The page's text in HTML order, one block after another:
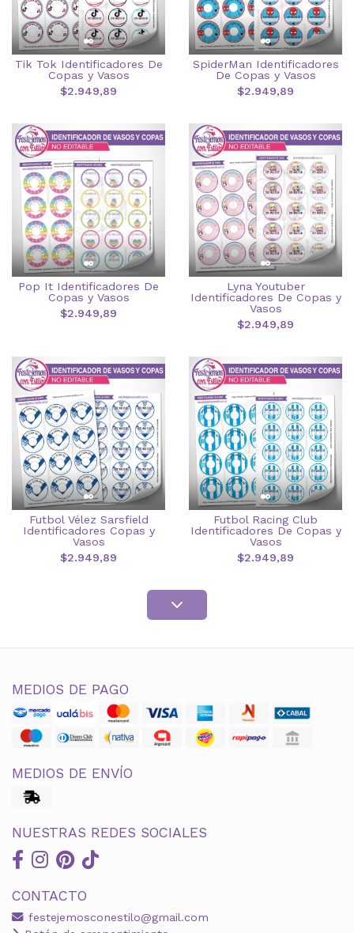
Tik Tok Identificadores De
Copas y Vasos
$2.949,89
SpiderMan Identificadores
De Copas y Vasos
$2.949,89
Pop It Identificadores De
Copas y Vasos
$2.949,89
Lyna Youtuber
Identificadores De Copas y
Vasos
$2.949,89
Futbol Vélez Sarsfield
Identificadores Copas y
Vasos
$2.949,89
Futbol Racing Club
Identificadores De Copas y
Vasos
$2.949,89
MEDIOS DE PAGO
MEDIOS DE ENVÍO
NUESTRAS REDES SOCIALES
CONTACTO
festejemosconestilo@gmail.com